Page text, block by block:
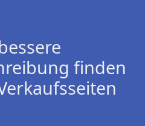
finden